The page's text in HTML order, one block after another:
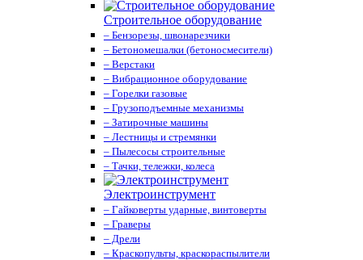
Строительное оборудование
– Бензорезы, швонарезчики
– Бетономешалки (бетоносмесители)
– Верстаки
– Вибрационное оборудование
– Горелки газовые
– Грузоподъемные механизмы
– Затирочные машины
– Лестницы и стремянки
– Пылесосы строительные
– Тачки, тележки, колеса
Электроинструмент
– Гайковерты ударные, винтоверты
– Граверы
– Дрели
– Краскопульты, краскораспылители